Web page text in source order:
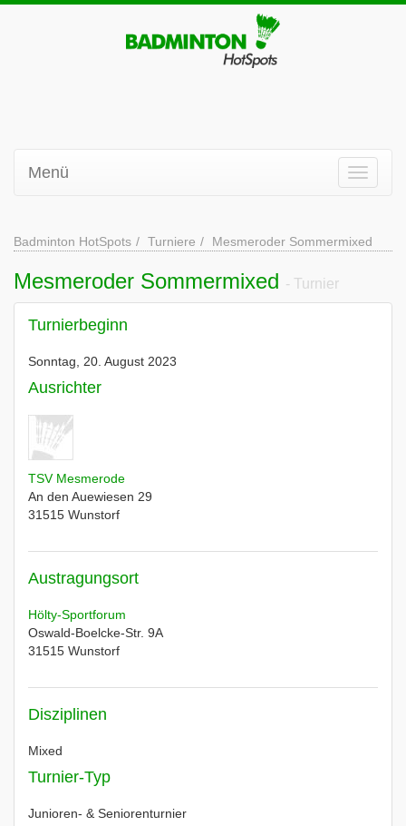
Menü
Badminton HotSpots Turniere Mesmeroder Sommermixed
Mesmeroder Sommermixed - Turnier
Turnierbeginn
Sonntag, 20. August 2023
Ausrichter
TSV Mesmerode
An den Auewiesen 29
31515 Wunstorf
Austragungsort
Hölty-Sportforum
Oswald-Boelcke-Str. 9A
31515 Wunstorf
Disziplinen
Mixed
Turnier-Typ
Junioren- & Seniorenturnier